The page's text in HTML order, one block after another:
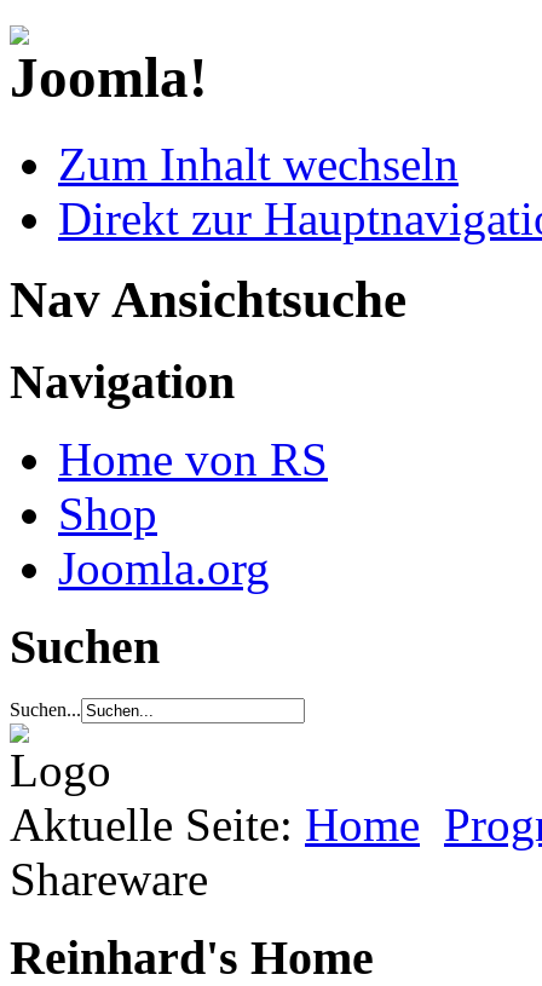
Zum Inhalt wechseln
Direkt zur
Nav Ansichtsuche
Navigation
Home von RS
Shop
Joomla.org
Suchen
Suchen...
Aktuelle Seite: Home
Shareware
Reinhard's Home